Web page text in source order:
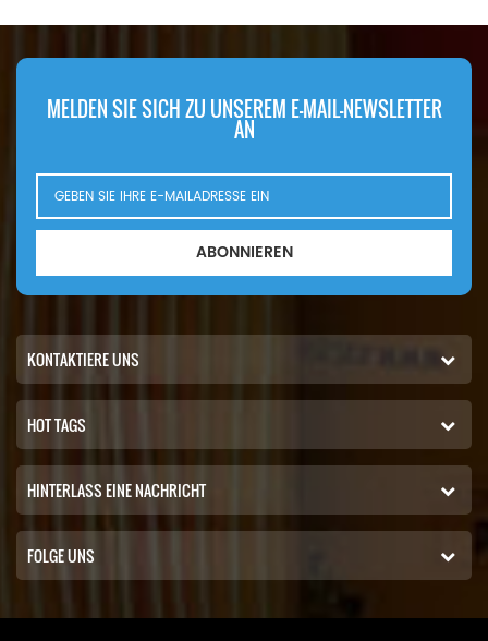
MELDEN SIE SICH ZU UNSEREM E-MAIL-NEWSLETTER
AN
ABONNIEREN
KONTAKTIERE UNS
HOT TAGS
HINTERLASS EINE NACHRICHT
FOLGE UNS